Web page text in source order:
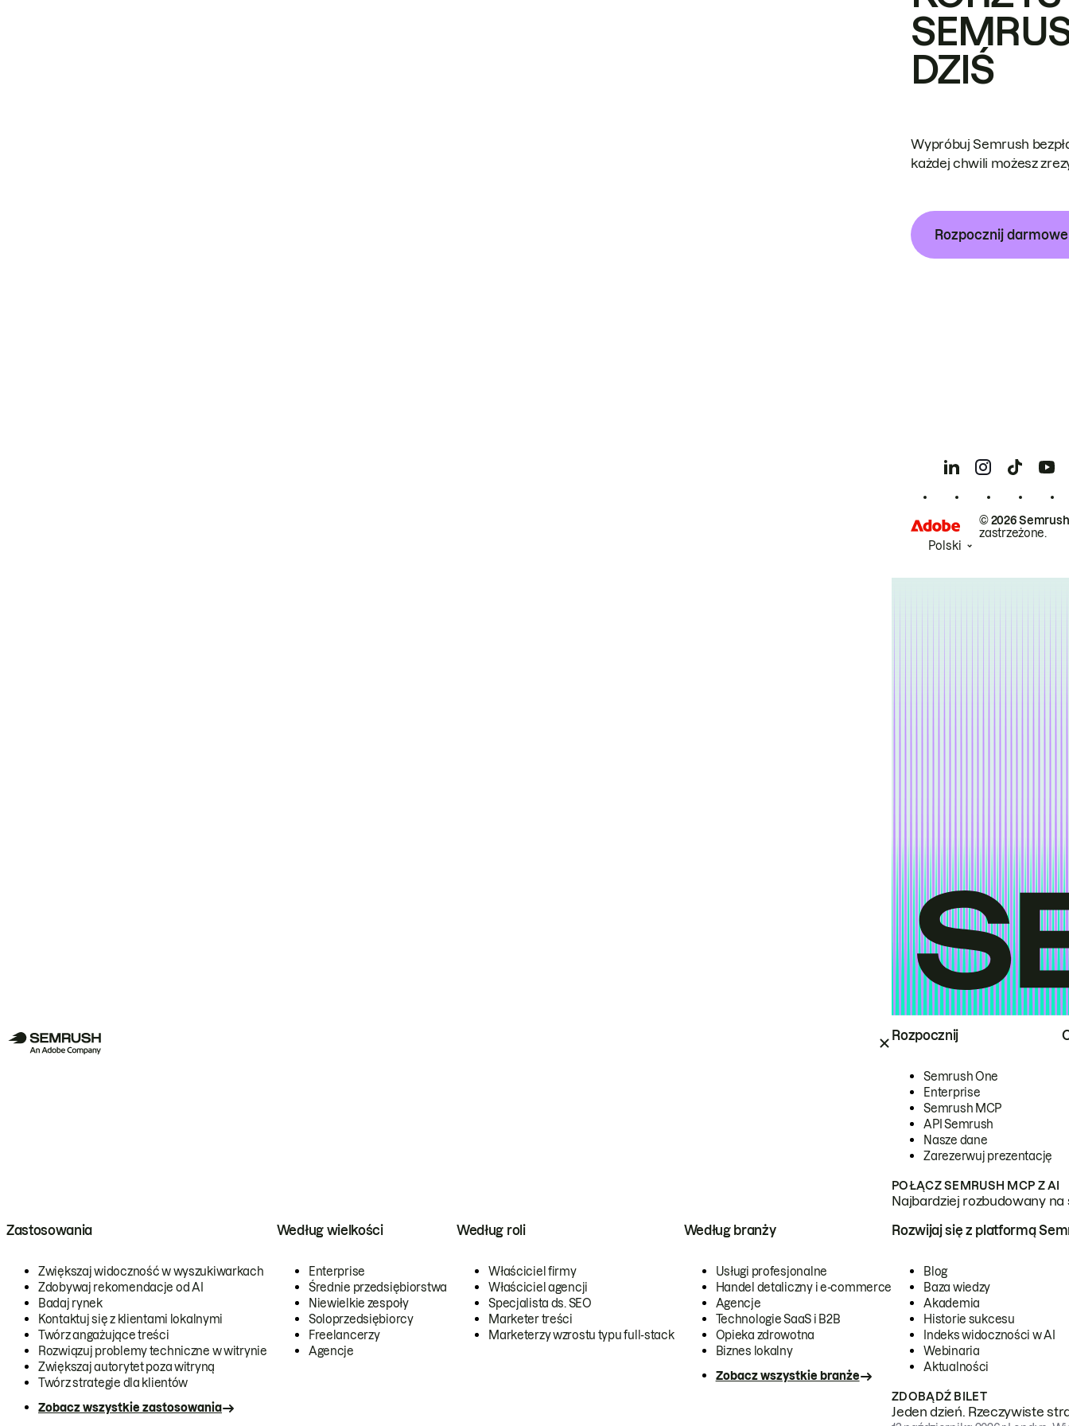
Rozpocznij
Semrush One
Enterprise
Semrush MCP
API Semrush
Nasze dane
Zarezerwuj prezentację
POŁĄCZ SEMRUSH MCP Z AI
Najbardziej rozbudowany
Zastosowania
Zwiększaj widoczność w wyszukiwarkach
Zdobywaj rekomendacje od AI
Badaj rynek
Kontaktuj się z klientami lokalnymi
Twórz angażujące treści
Rozwiązuj problemy techniczne w witrynie
Zwiększaj autorytet poza witryną
Twórz strategie dla klientów
Zobacz wszystkie zastosowania
Według wielkości
Enterprise
Średnie przedsiębiorstwa
Niewielkie zespoły
Soloprzedsiębiorcy
Freelancerzy
Agencje
Według roli
Właściciel firmy
Właściciel agencji
Specjalista ds. SEO
Marketer treści
Marketerzy wzrostu typu full-stack
Według branży
Usługi profesjonalne
Handel detaliczny i e-commerce
Agencje
Technologie SaaS i B2B
Opieka zdrowotna
Biznes lokalny
Zobacz wszystkie branże
Rozwijaj się z platformą
Blog
Baza wiedzy
Akademia
Historie sukcesu
Indeks widoczności w AI
Webinaria
Aktualności
ZDOBĄDŹ BILET
Jeden dzień. Rzeczywiste
DZIŚ
Wypróbuj Semrush
każdej chwili możesz
Rozpocznij
© 2026
zastrzeżone.
Polski